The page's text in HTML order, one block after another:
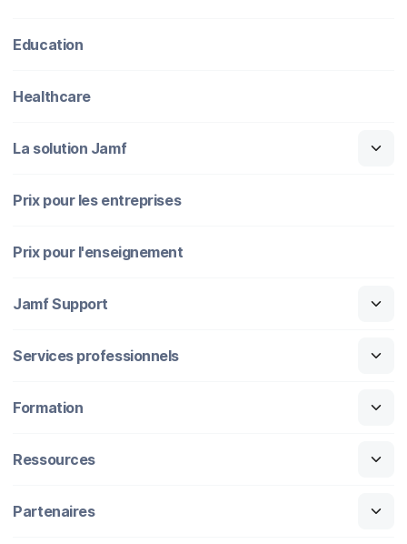
Education
Healthcare
La solution Jamf
Prix pour les entreprises
Prix pour l'enseignement
Jamf Support
Services professionnels
Formation
Ressources
Partenaires